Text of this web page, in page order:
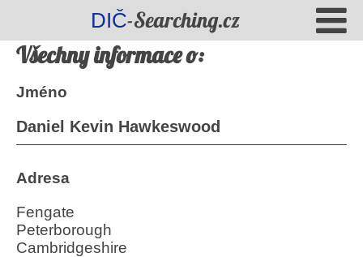
DIČ-Searching.cz
Všechny informace o:
Jméno
Daniel Kevin Hawkeswood
Adresa
Fengate
Peterborough
Cambridgeshire